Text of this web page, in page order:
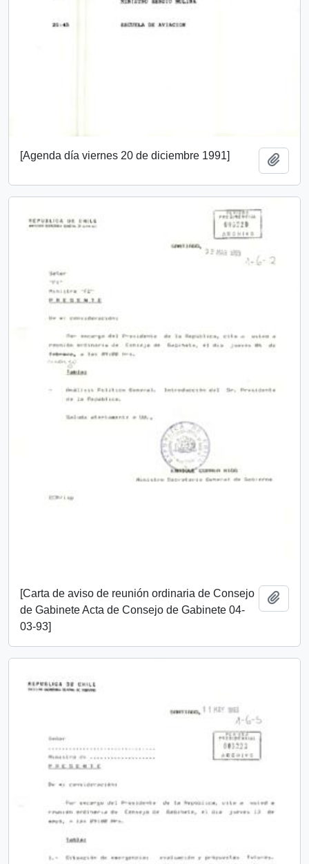
[Agenda día viernes 20 de diciembre 1991]
[Carta de aviso de reunión ordinaria de Consejo
de Gabinete Acta de Consejo de Gabinete 04-
03-93]